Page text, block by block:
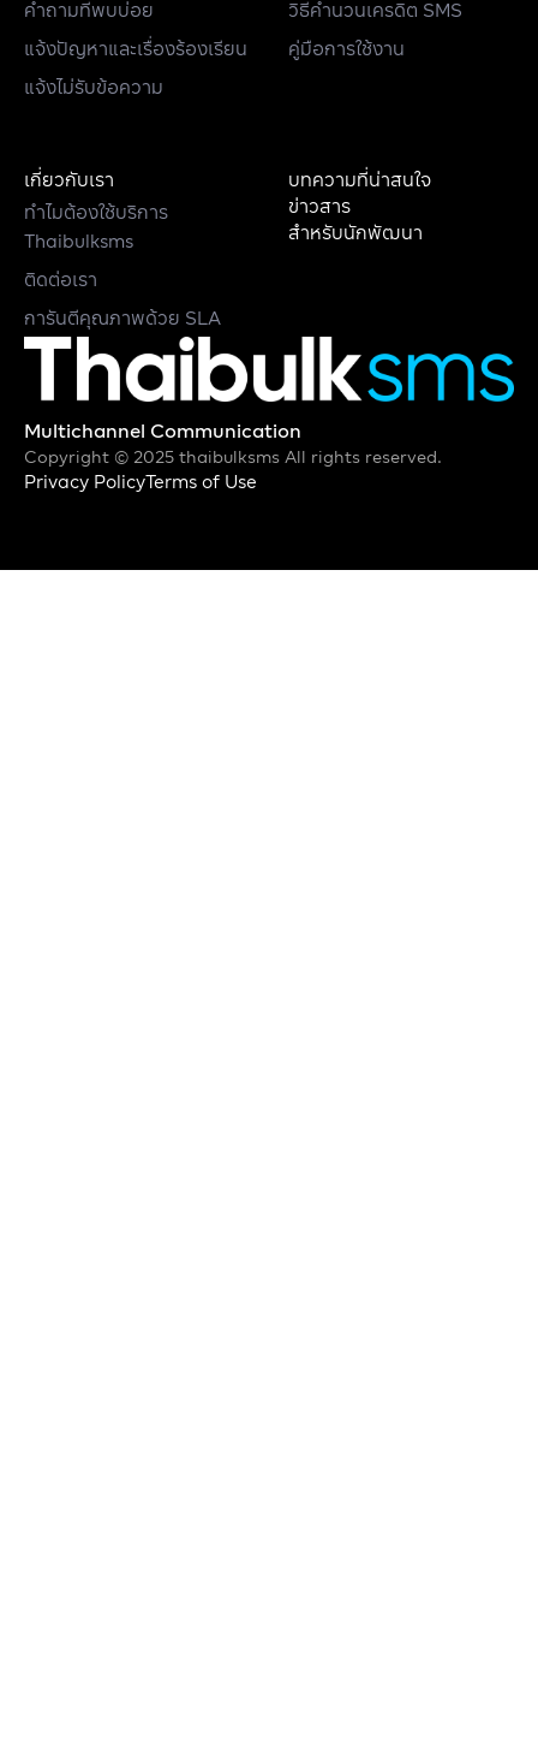
คำถามที่พบบ่อย
แจ้งปัญหาและเรื่องร้องเรียน
แจ้งไม่รับข้อความ
วิธีคำนวนเครดิต SMS
คู่มือการใช้งาน
เกี่ยวกับเรา
ทำไมต้องใช้บริการ
Thaibulksms
ติดต่อเรา
การันตีคุณภาพด้วย SLA
บทความที่น่าสนใจ
ข่าวสาร
สำหรับนักพัฒนา
Multichannel Communication
Copyright © 2025 thaibulksms All rights reserved.
Privacy PolicyTerms of Use